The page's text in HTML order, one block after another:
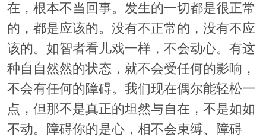
在，根本不当回事。发生的一切都是很正常
的，都是应该的。没有不正常的，没有不应
该的。如智者看儿戏一样，不会动心。有这
种自自然然的状态，就不会受任何的影响，
不会有任何的障碍。我们现在偶尔能轻松一
点，但那不是真正的坦然与自在，不是如如
不动。障碍你的是心，相不会束缚、障碍